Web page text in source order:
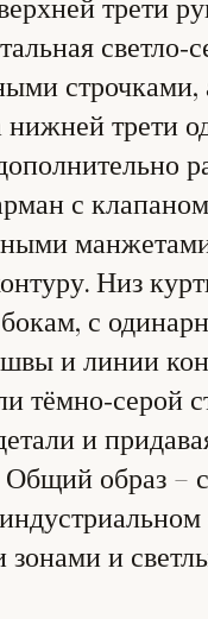
трети
с
Низ
с
швы и линии
тёмно‑серой
и
образ –
и